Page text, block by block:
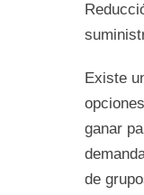
Existe
ganar
de